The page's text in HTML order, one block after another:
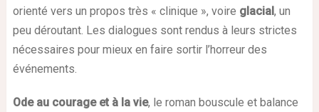
orienté vers un propos très « clinique », voire glacial , un
peu déroutant. Les dialogues sont rendus à leurs strictes
nécessaires pour mieux en faire sortir l’horreur des
événements.
Ode au courage et à la vie, le roman bouscule et balance